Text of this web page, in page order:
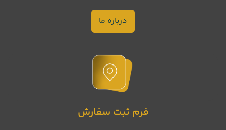
درباره ما
فرم ثبت سفارش